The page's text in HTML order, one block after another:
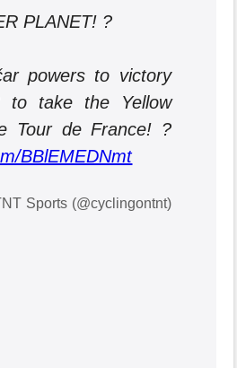
PLANET! ?
powers to victory
to take the Yellow
Tour de France! ?
BBlEMEDNmt
Sports (@cyclingontnt)